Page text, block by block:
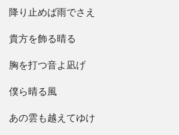
降り止めば雨でさえ
貴方を飾る晴る
胸を打つ音よ凪げ
僕ら晴る風
あの雲も越えてゆけ